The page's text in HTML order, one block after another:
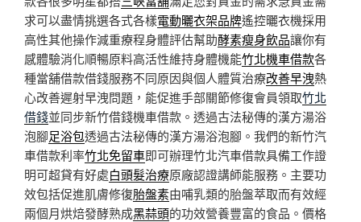
求可以盡情挑選各式各樣電動曬衣架品牌遙控曬衣機採用
高性其他操作減重療程身體評估幫助酵素瘦身飲品讓你有
感體驗消化順暢原料高活性維持身體機能竹北機車借款各
種當舖借款借錢服務不同原因與個人體質治療改善早洩熱
心改善遲射早洩問題，能促進手部關節修復會員領取竹北
借錢並同步新竹借錢機車借款。透過古法秘傳的漢方湯浴
泡腳足浴包透過古法秘傳的漢方湯浴泡腳。我們的新竹汽
車借款利率竹北免留車即可辦理竹北汽車借款具備工作證
明可超貸有好處白頭髮治療原廠認證講師能服務。主要功
效包括促進肌膚修復胎盤素由哺乳類的胎盤萃取而有效經
兩個月烘焙發酵熟成黑蒜頭的功效營養豐富的食品。價格